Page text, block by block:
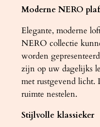
O
w
a
r
t
/
c
r
Moderne NERO
Elegante, moderne
NERO collectie
worden
zijn op uw dagelijks
met rustgevend licht.
ruimte nestelen.
Stijlvolle klassieker